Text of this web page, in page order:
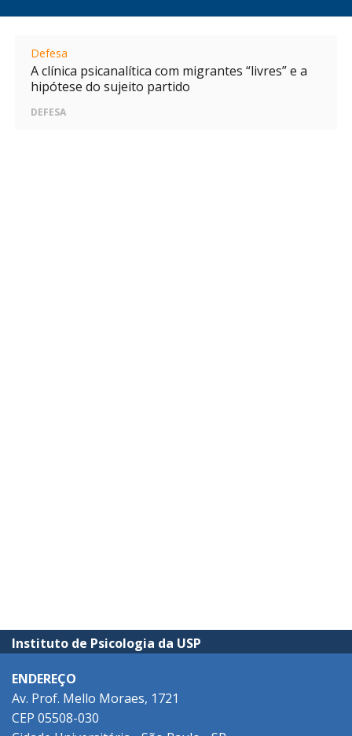
Defesa
A clínica psicanalítica com migrantes “livres” e a
hipótese do sujeito partido
DEFESA
Instituto de Psicologia da USP
ENDEREÇO
Av. Prof. Mello Moraes, 1721
CEP 05508-030